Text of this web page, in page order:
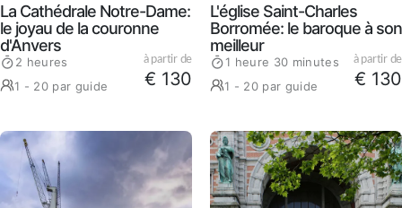
La Cathédrale Notre-Dame:
le joyau de la couronne
d'Anvers
2 heures
1 - 20 par guide
à partir de
€ 130
L'église Saint-Charles
Borromée: le baroque à son
meilleur
1 heure 30 minutes
1 - 20 par guide
à partir de
€ 130